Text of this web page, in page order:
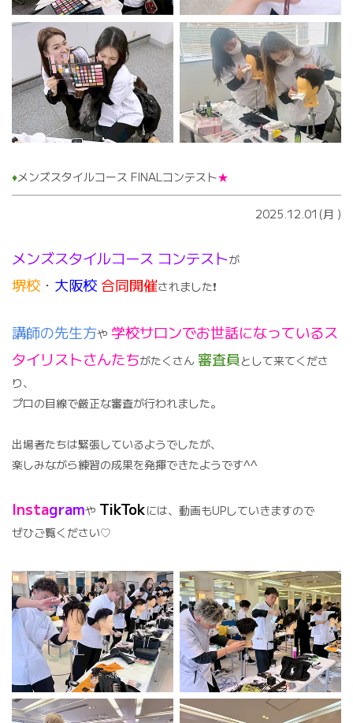
♦️メンズスタイルコース FINALコンテスト★
2025.12.01(月 )
メンズスタイルコース コンテストが
堺校 ・ 大阪校 合同開催されました❗️
講師の先生方や 学校サロンでお世話になっているス
タイリストさんたちがたくさん 審査員 として来てくださ
り、
プロの目線で厳正な審査が行われました。
出場者たちは緊張しているようでしたが、
楽しみながら練習の成果を発揮できたようです^^
Instagramや TikTokには、動画もUPしていきますので
ぜひご覧ください♡